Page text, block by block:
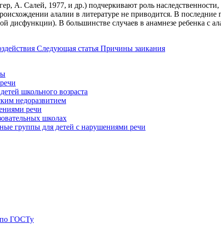
А. Салей, 1977, и др.) подчеркивают роль
алалии в литературе не приводится. В последние
В большинстве случаев в анамнезе ребенка с
Следующая статья Причины заикания
школьного возраста
недоразвитием
речи
школах
группы для детей с нарушениями речи
по ГОСТу